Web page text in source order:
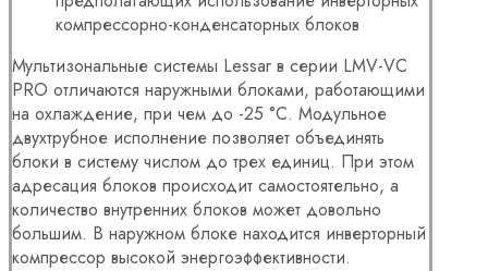
компрессорно-конденсаторных блоков
Мультизональные системы Lessar в серии LMV-VC
PRO отличаются наружными блоками, работающими
на охлаждение, при чем до -25 °С. Модульное
двухтрубное исполнение позволяет объединять
блоки в систему числом до трех единиц. При этом
адресация блоков происходит самостоятельно, а
количество внутренних блоков может довольно
большим. В наружном блоке находится инверторный
компрессор высокой энергоэффективности.